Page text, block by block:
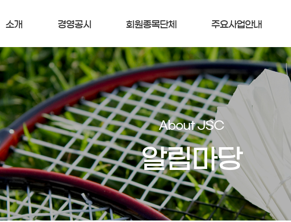
소개 경영공시 회원종목단체 주요사업안내
About JSC
알림마당